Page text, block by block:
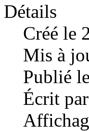
Détails
Créé le
Mis à
Publié le
Écrit par